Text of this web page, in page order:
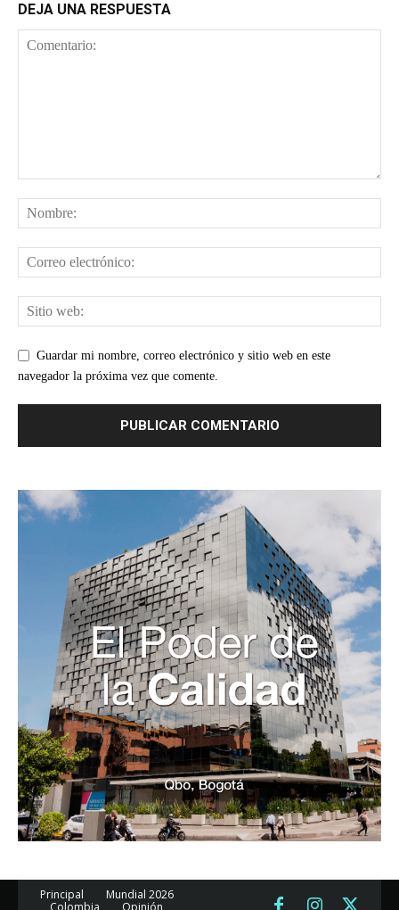
DEJA UNA RESPUESTA
Guardar mi nombre, correo electrónico y sitio web en este
navegador la próxima vez que comente.
Principal
Mundial 2026